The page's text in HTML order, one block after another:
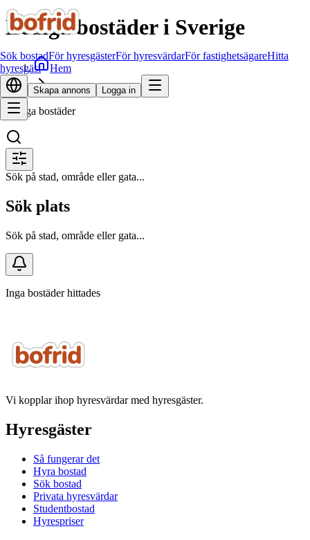
Sök bostadFör hyresgästerFör hyresvärdarFör fastighetsägareHitta
hyresgäst
Skapa annons Logga in
Lediga bostäder i Sverige
Hem
Sök bostad
Lediga bostäder
Sök på stad, område eller gata...
Sök plats
Sök på stad, område eller gata...
Inga bostäder hittades
Vi kopplar ihop hyresvärdar med hyresgäster.
Hyresgäster
Så fungerar det
Hyra bostad
Sök bostad
Privata hyresvärdar
Studentbostad
Hyrespriser